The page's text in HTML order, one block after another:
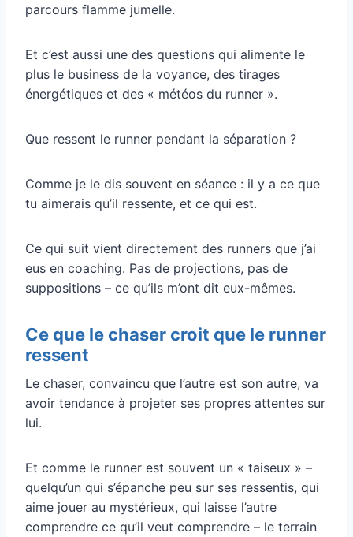
parcours flamme jumelle.
Et c’est aussi une des questions qui alimente le
plus le business de la voyance, des tirages
énergétiques et des « météos du runner ».
Que ressent le runner pendant la séparation ?
Comme je le dis souvent en séance : il y a ce que
tu aimerais qu’il ressente, et ce qui est.
Ce qui suit vient directement des runners que j’ai
eus en coaching. Pas de projections, pas de
suppositions – ce qu’ils m’ont dit eux-mêmes.
Ce que le chaser croit que le runner
ressent
Le chaser, convaincu que l’autre est son autre, va
avoir tendance à projeter ses propres attentes sur
lui.
Et comme le runner est souvent un « taiseux » –
quelqu’un qui s’épanche peu sur ses ressentis, qui
aime jouer au mystérieux, qui laisse l’autre
comprendre ce qu’il veut comprendre – le terrain